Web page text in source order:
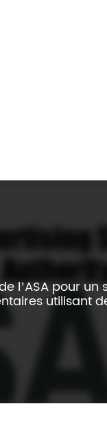
l’ASA pour un
utilisant